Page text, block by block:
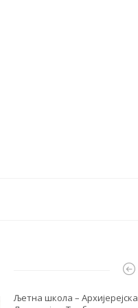
Љетна школа – Архијерејска